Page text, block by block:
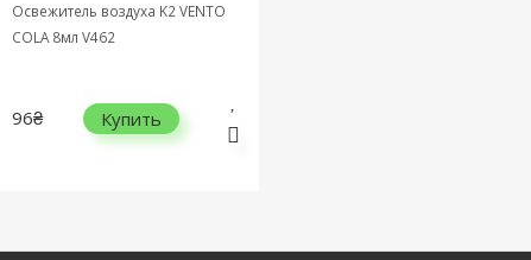
Освежитель воздуха K2 VENTO
COLA 8мл V462
96₴ Купить